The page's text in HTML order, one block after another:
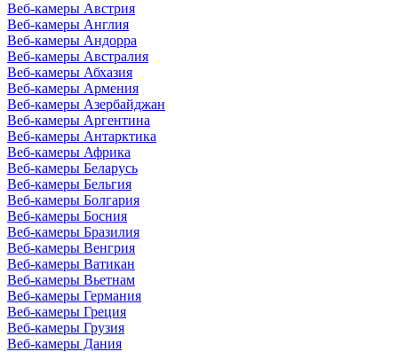
Веб-камеры Австрия
Веб-камеры Англия
Веб-камеры Андорра
Веб-камеры Австралия
Веб-камеры Абхазия
Веб-камеры Армения
Веб-камеры Азербайджан
Веб-камеры Аргентина
Веб-камеры Антарктика
Веб-камеры Африка
Веб-камеры Беларусь
Веб-камеры Бельгия
Веб-камеры Болгария
Веб-камеры Босния
Веб-камеры Бразилия
Веб-камеры Венгрия
Веб-камеры Ватикан
Веб-камеры Вьетнам
Веб-камеры Германия
Веб-камеры Греция
Веб-камеры Грузия
Веб-камеры Дания